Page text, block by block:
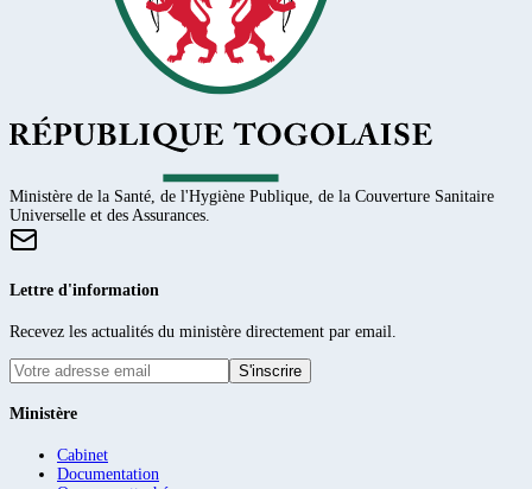
Ministère de la Santé, de l'Hygiène Publique, de la Couverture Sanitaire
Universelle et des Assurances.
Lettre d'information
Recevez les actualités du ministère directement par email.
S'inscrire
Ministère
Cabinet
Documentation